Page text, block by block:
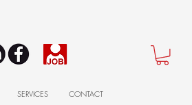
SERVICES CONTACT